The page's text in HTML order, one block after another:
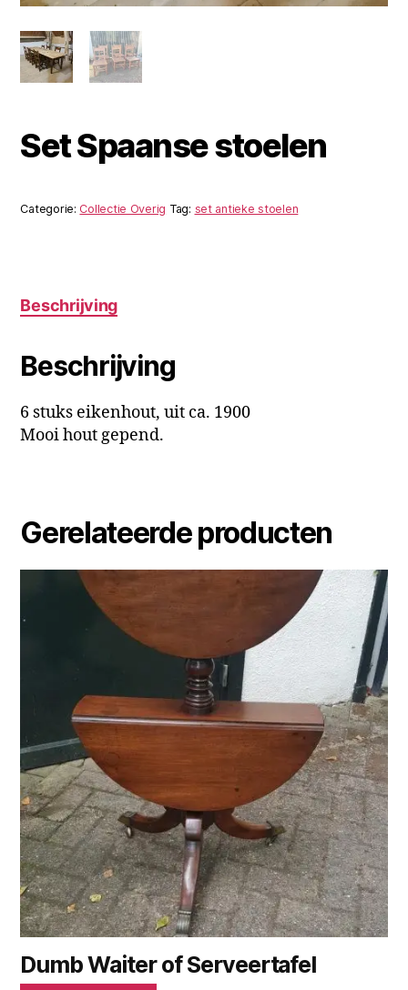
Set Spaanse stoelen
Categorie: Collectie Overig Tag: set antieke stoelen
Beschrijving
Beschrijving
6 stuks eikenhout, uit ca. 1900
Mooi hout gepend.
Gerelateerde producten
Dumb Waiter of Serveertafel